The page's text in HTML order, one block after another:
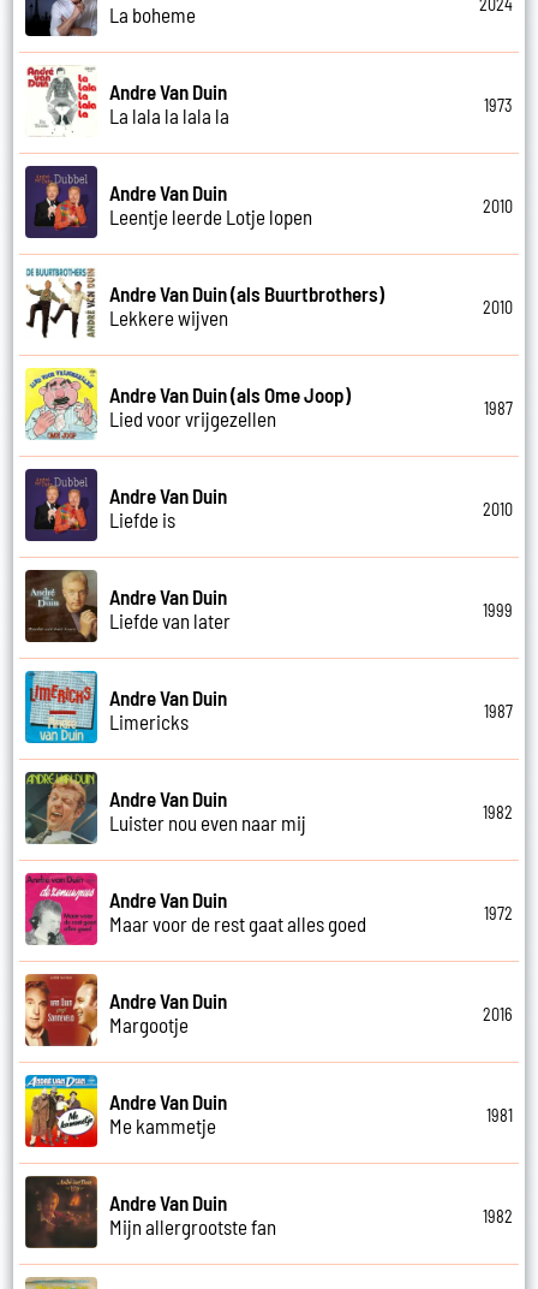
La boheme
Andre Van Duin
La lala la lala la
1973
Andre Van Duin
Leentje leerde Lotje lopen
2010
Andre Van Duin (als Buurtbrothers)
Lekkere wijven
2010
Andre Van Duin (als Ome Joop)
Lied voor vrijgezellen
1987
Andre Van Duin
Liefde is
2010
Andre Van Duin
Liefde van later
1999
Andre Van Duin
Limericks
1987
Andre Van Duin
Luister nou even naar mij
1982
Andre Van Duin
Maar voor de rest gaat alles goed
1972
Andre Van Duin
Margootje
2016
Andre Van Duin
Me kammetje
1981
Andre Van Duin
Mijn allergrootste fan
1982